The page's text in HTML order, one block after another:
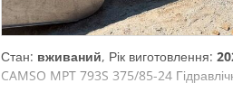
Стан: вживаний, Рік виготовлення:
CAMSO MPT 793S 375/85-24